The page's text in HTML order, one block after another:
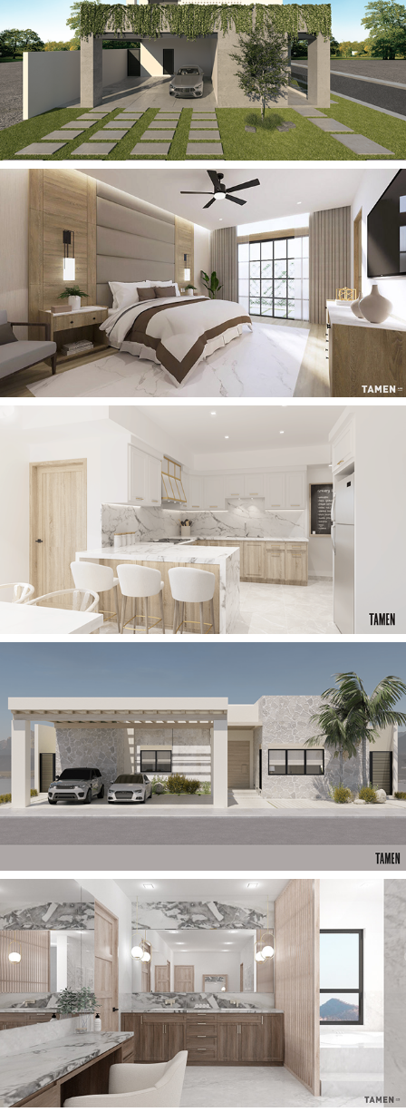
2023
CASA JC
2023
CASA FAM G
2023
CASA KG
2023
CASA MA
2023
CASA V